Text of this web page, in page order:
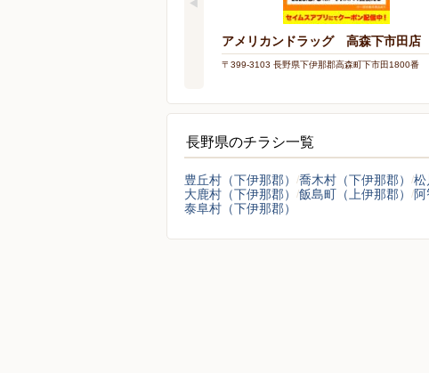
アメリカンドラッグ 高森下市田店
〒399-3103 長野県下伊那郡高森町下市田1800番
長野県のチラシ一覧
豊丘村（下伊那郡） 喬木村（下伊那郡） 松
大鹿村（下伊那郡）
飯島町（上伊那郡）
泰阜村（下伊那郡）